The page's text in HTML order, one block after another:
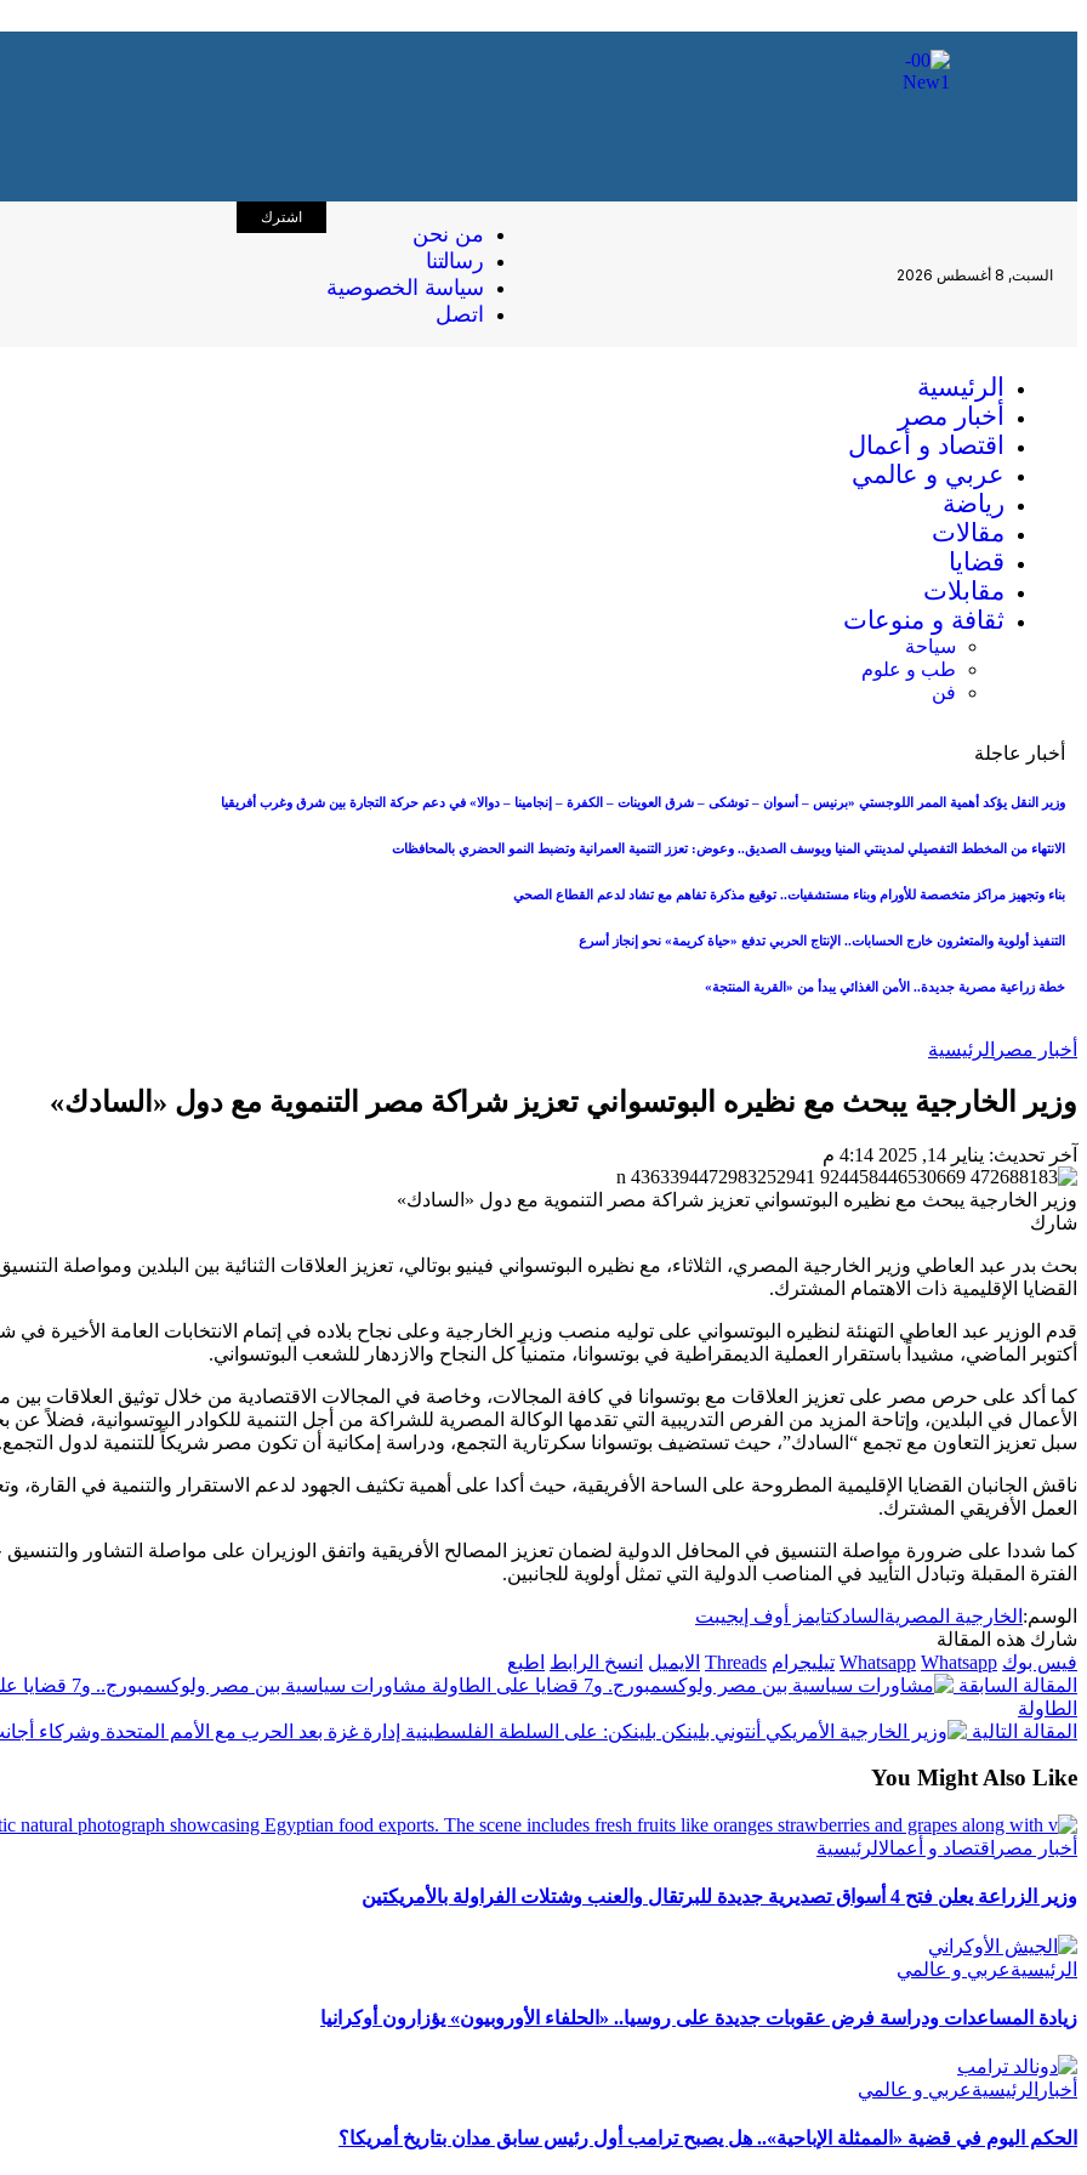
السبت, 8 أغسطس 2026
من نحن
رسالتنا
سياسة الخصوصية
اتصل
اشترك
الرئيسية
أخبار مصر
اقتصاد و أعمال
عربي و عالمي
رياضة
مقالات
قضايا
مقابلات
ثقافة و منوعات
سياحة
طب و علوم
فن
أخبار عاجلة
وزير النقل يؤكد أهمية الممر اللوجستي «برنيس – أسوان – توشكى – شرق العوينات – الكفرة – إنجامينا – دوالا» في دعم حركة التجارة بين شرق وغرب أفريقيا
الانتهاء من المخطط التفصيلي لمدينتي المنيا ويوسف الصديق.. وعوض: تعزز التنمية العمرانية وتضبط النمو الحضري بالمحافظات
بناء وتجهيز مراكز متخصصة للأورام وبناء مستشفيات.. توقيع مذكرة تفاهم مع تشاد لدعم القطاع الصحي
التنفيذ أولوية والمتعثرون خارج الحسابات.. الإنتاج الحربي تدفع «حياة كريمة» نحو إنجاز أسرع
خطة زراعية مصرية جديدة.. الأمن الغذائي يبدأ من «القرية المنتجة»
أخبار مصر الرئيسية
وزير الخارجية يبحث مع نظيره البوتسواني تعزيز شراكة مصر التنموية مع دول «السادك»
آخر تحديث: يناير 14, 2025 4:14 م
وزير الخارجية يبحث مع نظيره البوتسواني تعزيز شراكة مصر التنموية مع دول «السادك»
شارك
بحث بدر عبد العاطي وزير الخارجية المصري، الثلاثاء، مع نظيره البوتسواني فينيو بوتالي، تعزيز العلاقات الثنائية بين البلدين ومواصلة
القضايا الإقليمية ذات الاهتمام المشترك.
قدم الوزير عبد العاطي التهنئة لنظيره البوتسواني على توليه منصب وزير الخارجية وعلى نجاح بلاده في إتمام الانتخابات العامة الأخيرة في
أكتوبر الماضي، مشيداً باستقرار العملية الديمقراطية في بوتسوانا، متمنياً كل النجاح والازدهار للشعب البوتسواني.
كما أكد على حرص مصر على تعزيز العلاقات مع بوتسوانا في كافة المجالات، وخاصة في المجالات الاقتصادية من خلال توثيق العلاقات بين
الأعمال في البلدين، وإتاحة المزيد من الفرص التدريبية التي تقدمها الوكالة المصرية للشراكة من أجل التنمية للكوادر البوتسوانية، فضلاً عن
سبل تعزيز التعاون مع تجمع “السادك”، حيث تستضيف بوتسوانا سكرتارية التجمع، ودراسة إمكانية أن تكون مصر شريكاً للتنمية لدول التجمع.
ناقش الجانبان القضايا الإقليمية المطروحة على الساحة الأفريقية، حيث أكدا على أهمية تكثيف الجهود لدعم الاستقرار والتنمية في القارة،
العمل الأفريقي المشترك.
كما شددا على ضرورة مواصلة التنسيق في المحافل الدولية لضمان تعزيز المصالح الأفريقية واتفق الوزيران على مواصلة التشاور والتنسيق
الفترة المقبلة وتبادل التأييد في المناصب الدولية التي تمثل أولوية للجانبين.
الوسم: الخارجية المصرية السادكتايمز أوف إيجيبت
شارك هذه المقالة
فيس بوك
Whatsapp Whatsapp تيليجرام Threads الايميل انسخ الرابط اطبع
المقالة السابقة
مشاورات سياسية بين مصر ولوكسمبورج..
الطاولة
المقالة التالية
بلينكن: على السلطة الفلسطينية إدارة غزة بعد الحرب مع الأمم المتحدة وشركاء
You Might Also Like
أخبار مصر اقتصاد و أعمالالرئيسية
وزير الزراعة يعلن فتح 4 أسواق تصديرية جديدة للبرتقال والعنب وشتلات الفراولة بالأمريكتين
الرئيسيةعربي و عالمي
زيادة المساعدات ودراسة فرض عقوبات جديدة على روسيا.. «الحلفاء الأوروبيون» يؤزارون أوكرانيا
أخبار الرئيسيةعربي و عالمي
الحكم اليوم في قضية «الممثلة الإباحية».. هل يصبح ترامب أول رئيس سابق مدان بتاريخ أمريكا؟